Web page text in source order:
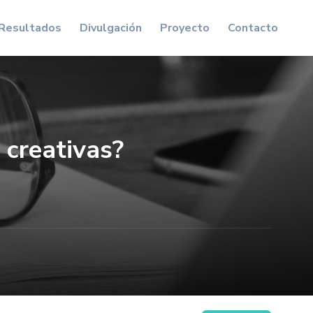
Divulgación Proyecto Contacto